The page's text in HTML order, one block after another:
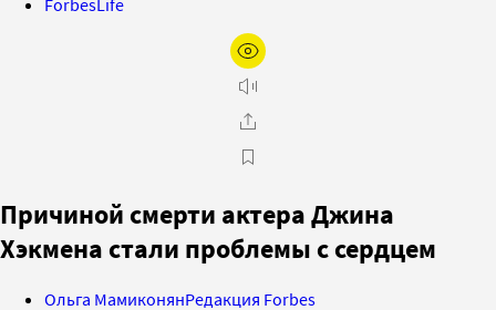
ForbesLife
Причиной смерти актера Джина
Хэкмена стали проблемы с сердцем
Ольга МамиконянРедакция Forbes